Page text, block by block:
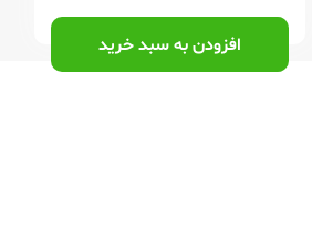
افزودن به سبد خرید